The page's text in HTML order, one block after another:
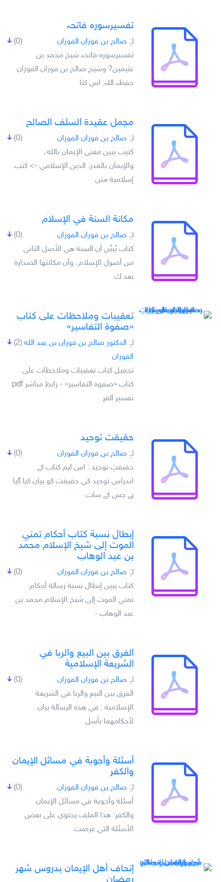
تفسيرسورہ فاتحہ
(0) لـِ: صالح بن فوزان الفوزان
تفسيرسورہ فاتحہ شيخ محمد بن
عثيمين? وشيخ صالح بن فوزان الفوزان
حفظہ اللہ: اس کتا
مجمل عقيدة السلف الصالح
(0) لـِ: صالح بن فوزان الفوزان
كتيب يبين معنى الإيمان بالله،
والإيمان بالقدر. الدين الإسلامي -> كتب
إسلامية متن
مكانة السنة في الإسلام
(0) لـِ: صالح بن فوزان الفوزان
كتاب يُبيِّن أن السنة هي الأصل الثاني
من أصول الإسلام، وأن مكانتها الصدارة
بعد ك
تعقيبات وملاحظات على كتاب
«صفوة التفاسير»
(2) لـِ: الدكتور صالح بن فوزان بن عبد الله
الفوزان
تحميل كتاب تعقيبات وملاحظات على
كتاب «صفوة التفاسير» - رابط مباشر pdf
تفسير القر
حقيقت توحيد
(0) لـِ: صالح بن فوزان الفوزان
حقيقتِ توحيد : اس اہم کتاب کے
اندراس توحيد کي حقيقت کو بيان کيا گيا
ہے جس کے سات
إبطال نسبة كتاب أحكام تمني
الموت إلى شيخ الإسلام محمد
بن عبد الوهاب
(0) لـِ: صالح بن فوزان الفوزان
كتاب يبين إبطال نسبة رسالة أحكام
تمني الموت إلى شيخ الإسلام محمد بن
عبد الوهاب -
الفرق بين البيع والربا في
الشريعة الإسلامية
(0) لـِ: صالح بن فوزان الفوزان
الفرق بين البيع والربا في الشريعة
الإسلامية : في هذه الرسالة بيان
لأحكامهما بأسل
أسئلة وأجوبة في مسائل الإيمان
والكفر
(0) لـِ: صالح بن فوزان الفوزان
أسئلة وأجوبة في مسائل الإيمان
والكفر: هذا الملف يحتوي على بعض
الأسئلة التي عرضت
إتحاف أهل الإيمان بدروس شهر
رمضان